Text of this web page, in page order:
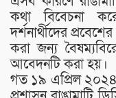
কথা বিবেচনা
দর্শনার্থীদের
করা জন্য
আবেদনটি করা হয়।
গত ১৯ এপ্রিল ২০২৪